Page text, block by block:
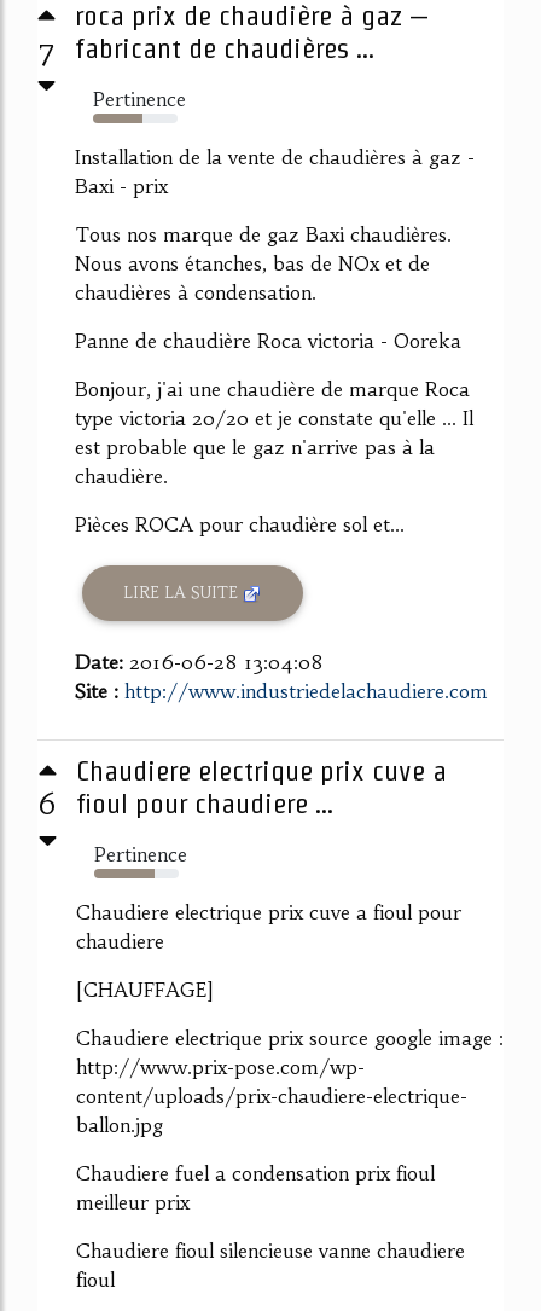
7
roca prix de chaudière à gaz –
fabricant de chaudières ...
Pertinence
59%
Installation de la vente de chaudières à gaz -
Baxi - prix
Tous nos marque de gaz Baxi chaudières.
Nous avons étanches, bas de NOx et de
chaudières à condensation.
Panne de chaudière Roca victoria - Ooreka
Bonjour, j'ai une chaudière de marque Roca
type victoria 20/20 et je constate qu'elle ... Il
est probable que le gaz n'arrive pas à la
chaudière.
Pièces ROCA pour chaudière sol et...
LIRE LA SUITE
Date: 2016-06-28 13:04:08
Site : http://www.industriedelachaudiere.com
6
Chaudiere electrique prix cuve a
fioul pour chaudiere ...
Pertinence
72%
Chaudiere electrique prix cuve a fioul pour
chaudiere
[CHAUFFAGE]
Chaudiere electrique prix source google image :
http://www.prix-pose.com/wp-
content/uploads/prix-chaudiere-electrique-
ballon.jpg
Chaudiere fuel a condensation prix fioul
meilleur prix
Chaudiere fioul silencieuse vanne chaudiere
fioul